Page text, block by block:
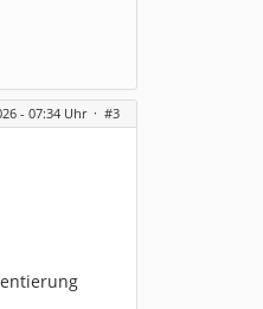
- 07:34 Uhr · #3